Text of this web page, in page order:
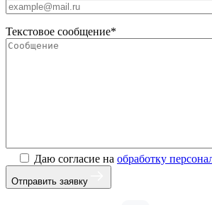
Текстовое сообщение*
Даю согласие на обработку
Отправить заявку